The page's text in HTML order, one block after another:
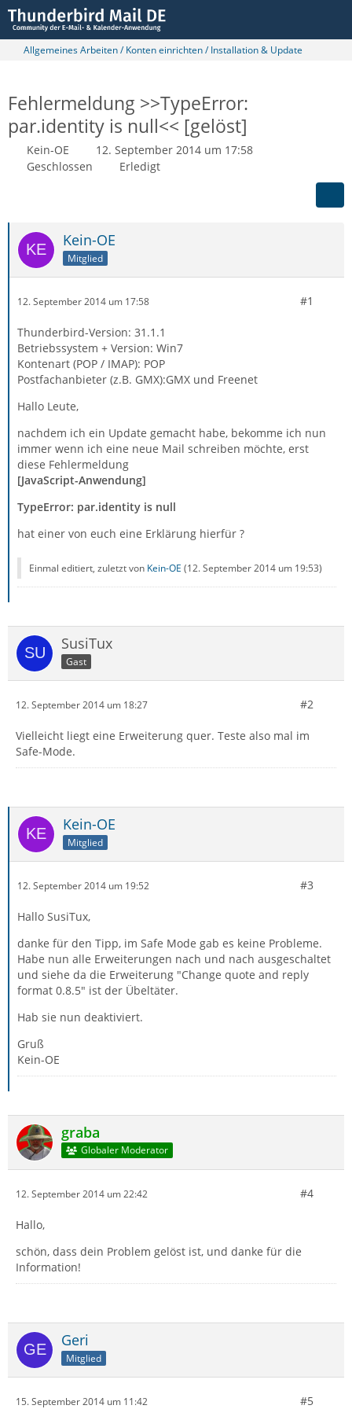
Allgemeines Arbeiten / Konten einrichten / Installation & Update
Fehlermeldung >>TypeError:
par.identity is null<< [gelöst]
Kein-OE
12. September 2014 um 17:58
Geschlossen
Erledigt
Kein-OE
Mitglied
12. September 2014 um 17:58 #1
Thunderbird-Version: 31.1.1
Betriebssystem + Version: Win7
Kontenart (POP / IMAP): POP
Postfachanbieter (z.B. GMX):GMX und Freenet
Hallo Leute,
nachdem ich ein Update gemacht habe, bekomme ich nun
immer wenn ich eine neue Mail schreiben möchte, erst
diese Fehlermeldung
[JavaScript-Anwendung]
TypeError: par.identity is null
hat einer von euch eine Erklärung hierfür ?
Einmal editiert, zuletzt von Kein-OE (12. September 2014 um 19:53)
SusiTux
Gast
12. September 2014 um 18:27 #2
Vielleicht liegt eine Erweiterung quer. Teste also mal im
Safe-Mode.
Kein-OE
Mitglied
12. September 2014 um 19:52 #3
Hallo SusiTux,
danke für den Tipp, im Safe Mode gab es keine Probleme.
Habe nun alle Erweiterungen nach und nach ausgeschaltet
und siehe da die Erweiterung "Change quote and reply
format 0.8.5" ist der Übeltäter.
Hab sie nun deaktiviert.
Gruß
Kein-OE
graba
Globaler Moderator
12. September 2014 um 22:42 #4
Hallo,
schön, dass dein Problem gelöst ist, und danke für die
Information!
Geri
Mitglied
15. September 2014 um 11:42 #5